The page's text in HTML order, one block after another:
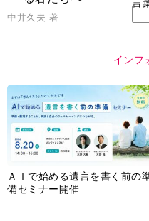
言
中井久夫 著
インフ
ＡＩで始める遺言を書く前の
備セミナー開催